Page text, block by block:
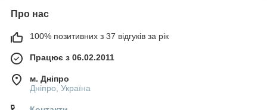
Про нас
100% позитивних з 37 відгуків за рік
Працює з 06.02.2011
м. Дніпро
Дніпро, Україна